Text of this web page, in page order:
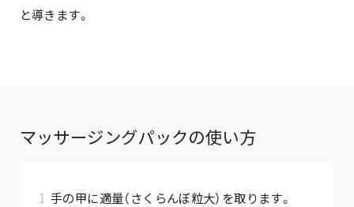
と導きます。
マッサージングパックの使い方
手の甲に適量（さくらんぼ粒大）を取ります。